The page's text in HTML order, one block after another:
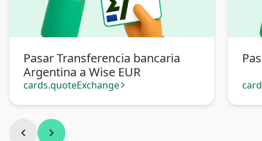
Pasar Transferencia bancaria
Argentina a Wise EUR
cards.quoteExchange arrow_forward_ios
chevron_left chevron_right